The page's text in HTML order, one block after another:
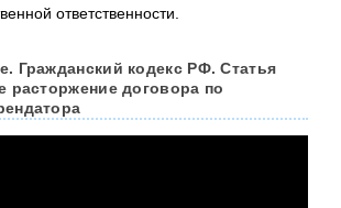
ответственности.
Гражданский кодекс РФ. Статья
расторжение договора по